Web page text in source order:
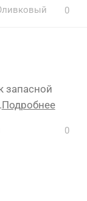
0
запасной
Подробнее
0